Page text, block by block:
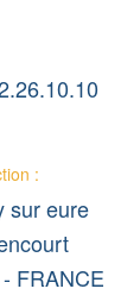
:
sur eure
FRANCE